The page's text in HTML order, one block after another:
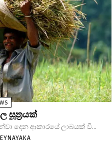
සූත්‍රයක්
දෙන ආකාරයේ ලාබයක් වී...